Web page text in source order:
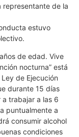
representante de la
estuvo
de edad. Vive
nocturna” está
de Ejecución
durante 15 días
trabajar a las 6
puntualmente a
consumir alcohol
condiciones